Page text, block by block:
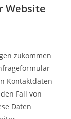
Website
zukommen
Kontaktdaten
Fall von
Daten